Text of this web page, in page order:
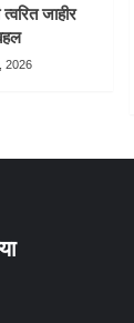
जाहीर
2026